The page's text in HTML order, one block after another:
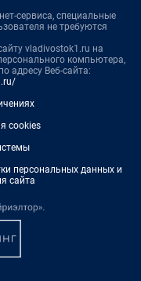
сервиса, специальные
не требуются
vladivostok1.ru на
компьютера,
адресу Веб-сайта:
cookies
персональных данных и
сайта